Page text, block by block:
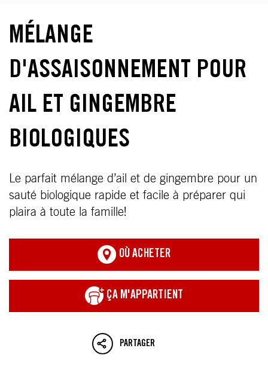
MÉLANGE
D'ASSAISONNEMENT POUR
AIL ET GINGEMBRE
BIOLOGIQUES
Le parfait mélange d’ail et de gingembre pour un
sauté biologique rapide et facile à préparer qui
plaira à toute la famille!
OÙ ACHETER
ÇA M'APPARTIENT
PARTAGER